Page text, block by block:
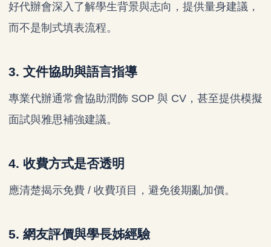
好代辦會深入了解學生背景與志向，提供量身建議，
而不是制式填表流程。
3. 文件協助與語言指導
專業代辦通常會協助潤飾 SOP 與 CV，甚至提供模擬
面試與雅思補強建議。
4. 收費方式是否透明
應清楚揭示免費 / 收費項目，避免後期亂加價。
5. 網友評價與學長姊經驗